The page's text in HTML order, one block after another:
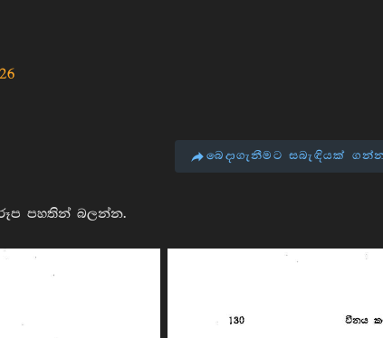
බෙදාගැනීමට සබැඳියක්
පහතින් බලන්න.